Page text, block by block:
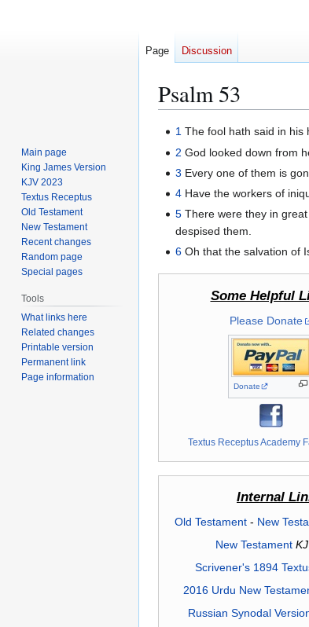
Psalm 53
Jump
Jump1 The fool hath said in his
2 God looked down from
3 Every one of them is
4 Have the workers of
5 There were they in
despised them.
6 Oh that the salvation of
Some Helpful
Please Donate
Donate
Textus Receptus Academy
Internal
Old Testament- New
New Testament
Scrivener's 1894
2016 Urdu New
Russian Synodal
Page Discussion
Main page
King James Version
KJV 2023
Textus Receptus
Old Testament
New Testament
Recent changes
Random page
Special pages
Tools
What links here
Related changes
Printable version
Permanent link
Page information